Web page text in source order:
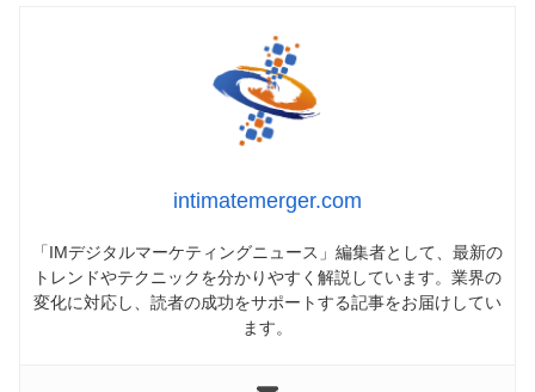
intimatemerger.com
「IMデジタルマーケティングニュース」編集者として、最新の
トレンドやテクニックを分かりやすく解説しています。業界の
変化に対応し、読者の成功をサポートする記事をお届けしてい
ます。